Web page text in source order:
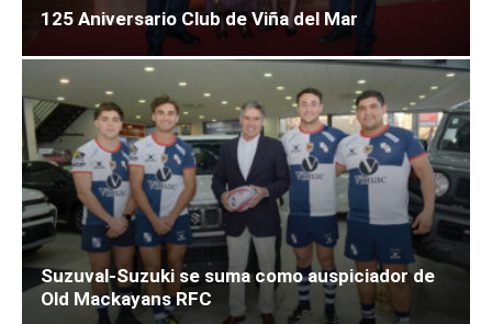
125 Aniversario Club de Viña del Mar
Suzuval-Suzuki se suma como auspiciador de
Old Mackayans RFC